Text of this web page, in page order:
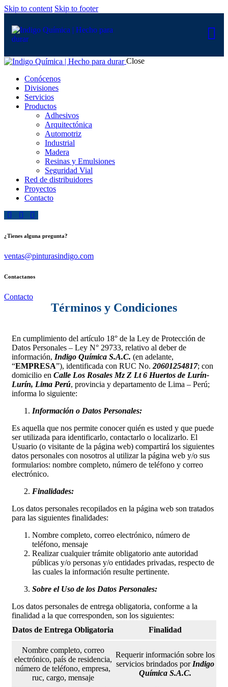
Skip to content Skip to footer
Close
Conócenos
Divisiones
Servicios
Productos
Adhesivos
Arquitectónica
Automotriz
Industrial
Madera
Resinas y Emulsiones
Seguridad Vial
Red de distribuidores
Proyectos
Contacto
¿Tienes alguna pregunta?
ventas@pinturasindigo.com
Contactanos
Contacto
Términos y Condiciones
En cumplimiento del artículo 18° de la Ley de Protección de
Datos Personales – Ley N° 29733, relativo al deber de
información, Indigo Química S.A.C. (en adelante,
“EMPRESA”), identificada con RUC No. 20601254817; con
domicilio en Calle Los Rosales Mz Z Lt 6 Huertos de Lurín-
Lurín, Lima Perú, provincia y departamento de Lima – Perú;
informa lo siguiente:
Información o Datos Personales:
Es aquella que nos permite conocer quién es usted y que puede
ser utilizada ​para identificarlo, contactarlo o localizarlo. El
Usuario (o visitante de la página web) compartirá los siguientes
datos personales con nosotros al utilizar la página web y/o sus
formularios: nombre completo, número de teléfono y correo
electrónico.
Finalidades:
Los datos personales recopilados en la página web son tratados
para las siguientes finalidades:
Nombre completo, correo electrónico, número de
teléfono, mensaje
Realizar cualquier trámite obligatorio ante autoridad
públicas y/o personas y/o entidades privadas, respecto de
las cuales la información resulte pertinente.
Sobre el Uso de los Datos Personales:
Los datos personales de entrega obligatoria, conforme a la
finalidad a la que corresponden, son los siguientes:
Datos de Entrega Obligatoria
Finalidad
Nombre completo, correo
electrónico, país de residencia,
número de teléfono, empresa,
ruc, cargo, mensaje
Requerir información sobre los
servicios brindados por Indigo
Química S.A.C.